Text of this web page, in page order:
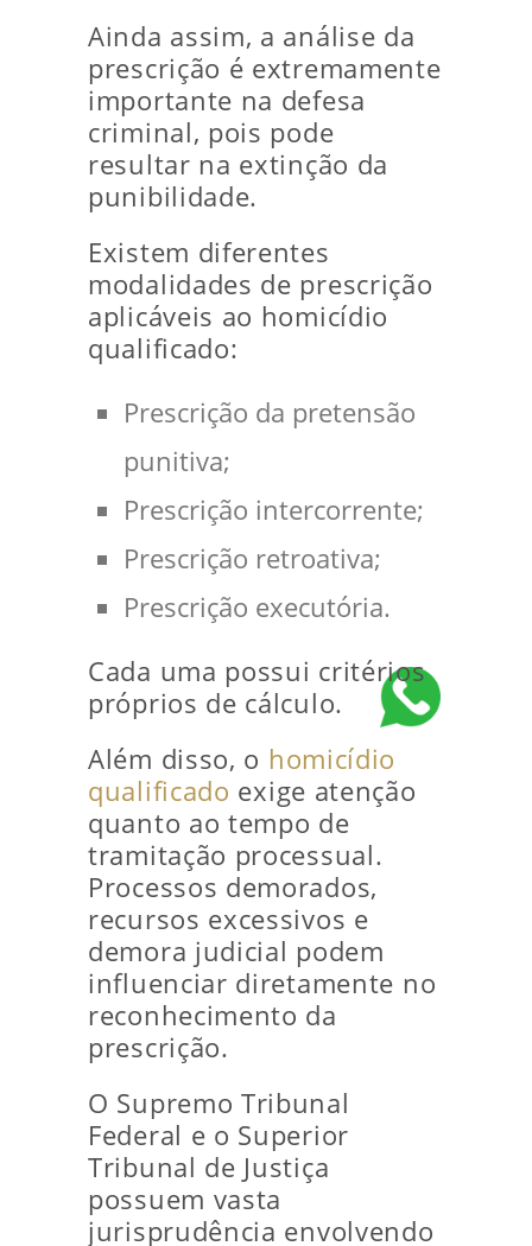
Ainda assim, a análise da
prescrição é extremamente
importante na defesa
criminal, pois pode
resultar na extinção da
punibilidade.
Existem diferentes
modalidades de prescrição
aplicáveis ao homicídio
qualificado:
Prescrição da pretensão
punitiva;
Prescrição intercorrente;
Prescrição retroativa;
Prescrição executória.
Cada uma possui critérios
próprios de cálculo.
Além disso, o homicídio
qualificado exige atenção
quanto ao tempo de
tramitação processual.
Processos demorados,
recursos excessivos e
demora judicial podem
influenciar diretamente no
reconhecimento da
prescrição.
O Supremo Tribunal
Federal e o Superior
Tribunal de Justiça
possuem vasta
jurisprudência envolvendo